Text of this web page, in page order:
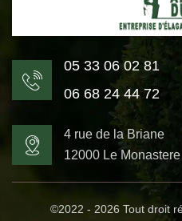
05 33 06 02 81
06 68 24 44 72
4 rue de la Briane
12000 Le Monastere
©2022 - 2026 Tout droit